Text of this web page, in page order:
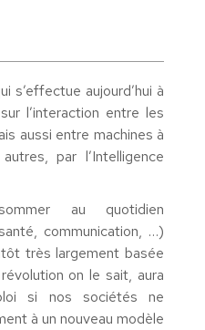
s’effectue aujourd’hui à
l’interaction entre les
aussi entre machines à
par l’Intelligence
au quotidien
communication, …)
très largement basée
on le sait, aura
si nos sociétés ne
à un nouveau modèle